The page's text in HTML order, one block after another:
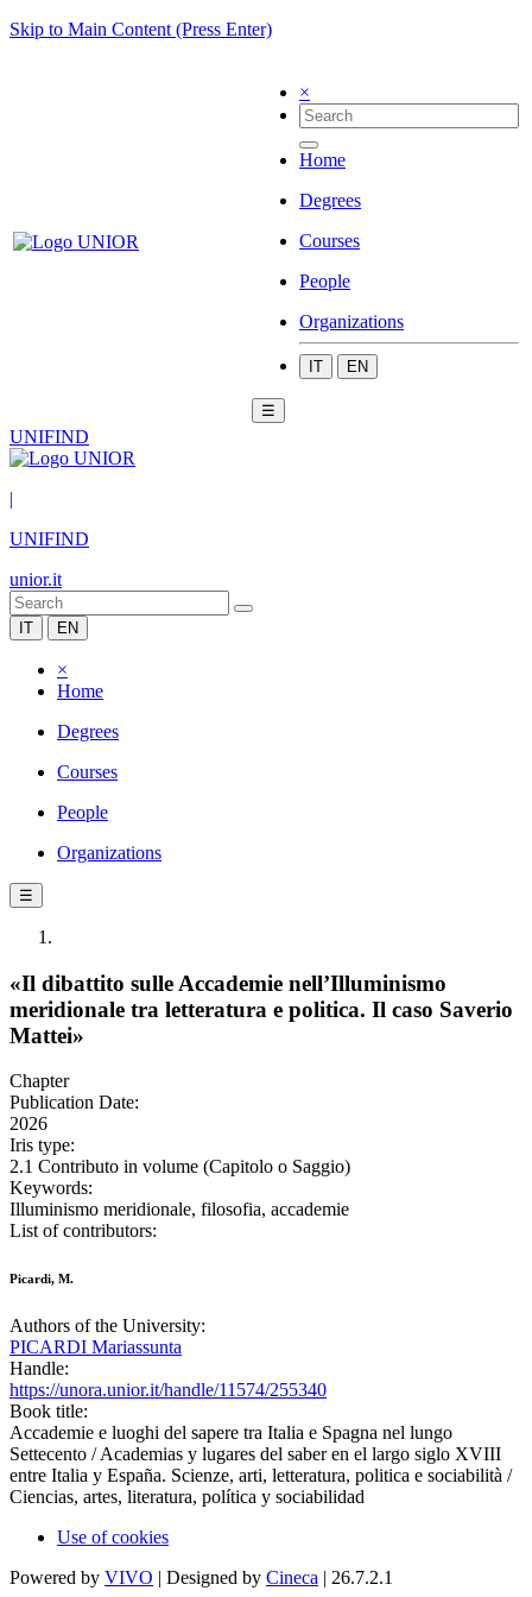
Skip to Main Content (Press Enter)
×
Home
Degrees
Courses
People
Organizations
IT EN
☰
UNIFIND
|
UNIFIND
unior.it
IT EN
×
Home
Degrees
Courses
People
Organizations
☰
«Il dibattito sulle Accademie nell’Illuminismo
meridionale tra letteratura e politica. Il caso Saverio
Mattei»
Chapter
Publication Date:
2026
Iris type:
2.1 Contributo in volume (Capitolo o Saggio)
Keywords:
Illuminismo meridionale, filosofia, accademie
List of contributors:
Picardi, M.
Authors of the University:
PICARDI Mariassunta
Handle:
https://unora.unior.it/handle/11574/255340
Book title:
Accademie e luoghi del sapere tra Italia e Spagna nel lungo
Settecento / Academias y lugares del saber en el largo siglo XVIII
entre Italia y España. Scienze, arti, letteratura, politica e sociabilità /
Ciencias, artes, literatura, política y sociabilidad
Use of cookies
Powered by VIVO | Designed by Cineca | 26.7.2.1